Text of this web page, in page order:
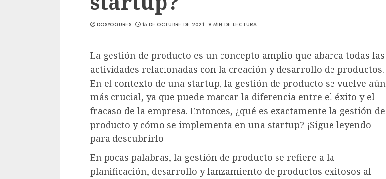
DOSYOGURES 15 DE OCTUBRE DE 2021 9 MIN DE LECTURA
La gestión de producto es un concepto amplio que abarca todas las
actividades relacionadas con la creación y desarrollo de productos.
En el contexto de una startup, la gestión de producto se vuelve aún
más crucial, ya que puede marcar la diferencia entre el éxito y el
fracaso de la empresa. Entonces, ¿qué es exactamente la gestión de
producto y cómo se implementa en una startup? ¡Sigue leyendo
para descubrirlo!
En pocas palabras, la gestión de producto se refiere a la
planificación, desarrollo y lanzamiento de productos exitosos al